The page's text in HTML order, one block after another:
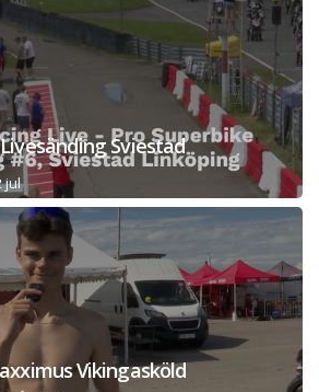
Sviestad
jul
Vikingasköld